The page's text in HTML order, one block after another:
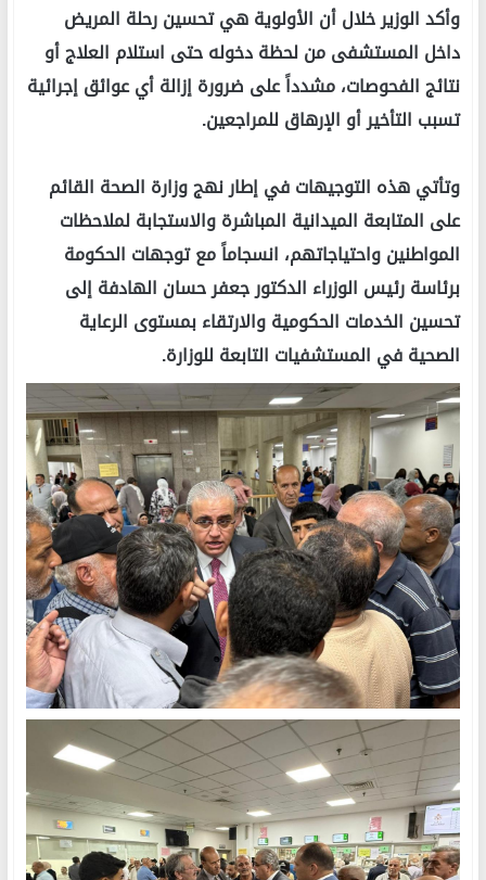
وأكد الوزير خلال أن الأولوية هي تحسين رحلة المريض
داخل المستشفى من لحظة دخوله حتى استلام العلاج أو
نتائج الفحوصات، مشدداً على ضرورة إزالة أي عوائق إجرائية
تسبب التأخير أو الإرهاق للمراجعين.
وتأتي هذه التوجيهات في إطار نهج وزارة الصحة القائم
على المتابعة الميدانية المباشرة والاستجابة لملاحظات
المواطنين واحتياجاتهم، انسجاماً مع توجهات الحكومة
برئاسة رئيس الوزراء الدكتور جعفر حسان الهادفة إلى
تحسين الخدمات الحكومية والارتقاء بمستوى الرعاية
الصحية في المستشفيات التابعة للوزارة.